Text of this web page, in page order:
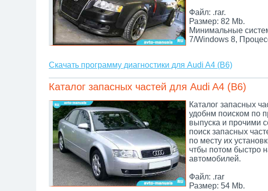
Файл: .rar.
Размер: 82 Mb.
Минимальные
7/Windows 8,
Скачать программу диагностики для Audi A4 (B6)
Каталог запасных частей для Audi A4 (B6)
Каталог запасных
удобнм поиском по
выпуска и прочими
поиск запасных
по месту их
чтбы потом быстро
автомобилей.
Файл: .rar
Размер: 54 Mb.